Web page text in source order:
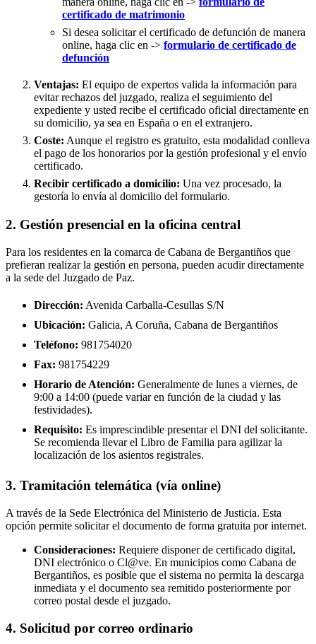
certificado de matrimonio
Si desea solicitar el certificado de defunción de manera
online, haga clic en -> formulario de certificado de
defunción
Ventajas: El equipo de expertos valida la información para
evitar rechazos del juzgado, realiza el seguimiento del
expediente y usted recibe el certificado oficial directamente en
su domicilio, ya sea en España o en el extranjero.
Coste: Aunque el registro es gratuito, esta modalidad conlleva
el pago de los honorarios por la gestión profesional y el envío
certificado.
Recibir certificado a domicilio: Una vez procesado, la
gestoría lo envía al domicilio del formulario.
2. Gestión presencial en la oficina central
Para los residentes en la comarca de Cabana de Bergantiños que
prefieran realizar la gestión en persona, pueden acudir directamente
a la sede del Juzgado de Paz.
Dirección: Avenida Carballa-Cesullas S/N
Ubicación: Galicia, A Coruña, Cabana de Bergantiños
Teléfono: 981754020
Fax: 981754229
Horario de Atención: Generalmente de lunes a viernes, de
9:00 a 14:00 (puede variar en función de la ciudad y las
festividades).
Requisito: Es imprescindible presentar el DNI del solicitante.
Se recomienda llevar el Libro de Familia para agilizar la
localización de los asientos registrales.
3. Tramitación telemática (vía online)
A través de la Sede Electrónica del Ministerio de Justicia. Esta
opción permite solicitar el documento de forma gratuita por internet.
Consideraciones: Requiere disponer de certificado digital,
DNI electrónico o Cl@ve. En municipios como Cabana de
Bergantiños, es posible que el sistema no permita la descarga
inmediata y el documento sea remitido posteriormente por
correo postal desde el juzgado.
4. Solicitud por correo ordinario